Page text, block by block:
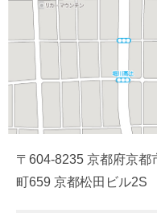
〒604-8235 京都府京都
町659 京都松田ビル2S